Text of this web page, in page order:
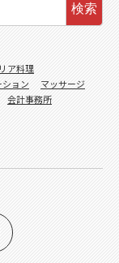
検索
ア料理
ション
マッサージ
会計事務所